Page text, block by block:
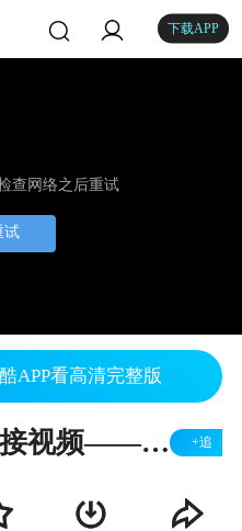
下载APP
查网络之后重试
试
APP看高清完整版
大直径环缝焊机焊接视频——杭州诚宇焊接 +追